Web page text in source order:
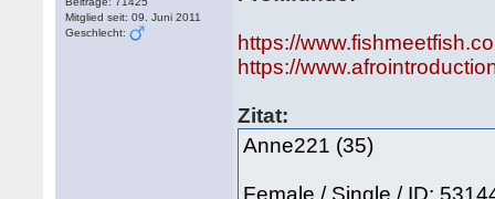
Mitglied seit: 09. Juni 2011
Geschlecht:
https://
https://
Zitat:
Anne221 (35)
Female / Single / ID: